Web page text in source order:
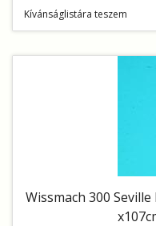
Kívánságlistára teszem
Wissmach 300